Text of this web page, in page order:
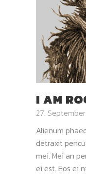
I AM
27.
Alienum
detraxit
mei. Mei an
ei est. Eos ei